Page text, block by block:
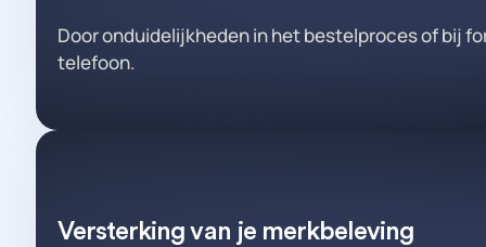
Door onduidelijkheden in het bestelproces of bij
telefoon.
Versterking van je merkbeleving